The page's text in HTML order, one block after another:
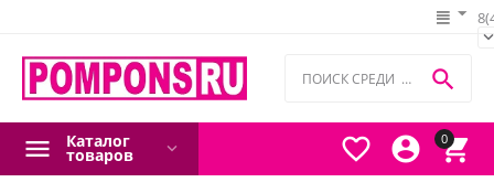
0




Каталог
товаров